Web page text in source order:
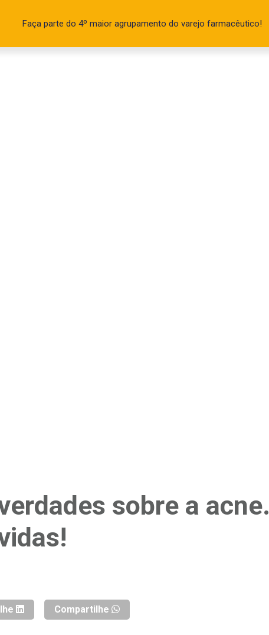
Faça parte do 4º maior agrupamento do varejo farmacêutico!
sobre a acne.
Compartilhe